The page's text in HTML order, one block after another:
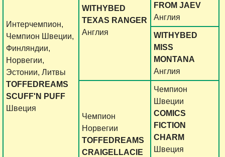
Интерчемпион,
Чемпион Швеции,
Финляндии,
Норвегии,
Эстонии, Литвы
TOFFEDREAMS
SCUFF'N PUFF
Швеция
WITHYBED
TEXAS RANGER
Англия
FROM JAEV
Англия
WITHYBED
MISS
MONTANA
Англия
Чемпион
Норвегии
TOFFEDREAMS
CRAIGELLACIE
Чемпион
Швеции
COMICS
FICTION
CHARM
Швеция